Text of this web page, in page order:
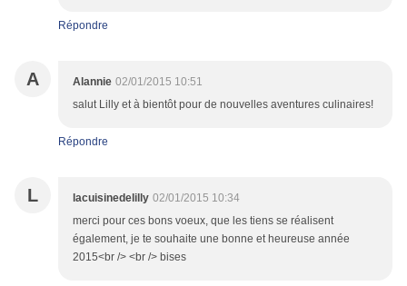
Répondre
A Alannie 02/01/2015 10:51
salut Lilly et à bientôt pour de nouvelles aventures culinaires!
Répondre
L lacuisinedelilly 02/01/2015 10:34
merci pour ces bons voeux, que les tiens se réalisent
également, je te souhaite une bonne et heureuse année
2015<br /> <br /> bises